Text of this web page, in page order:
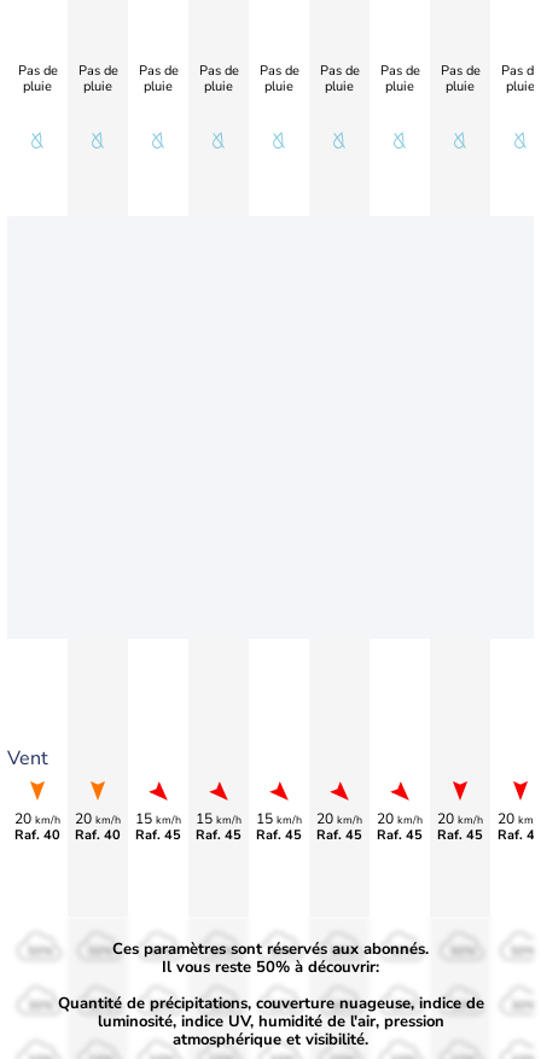
Vent
Pas de
pluie
20 km/h
Raf. 40
Pas de
pluie
20 km/h
Raf. 40
Pas de
pluie
15 km/h
Raf. 45
Pas de
pluie
15 km/h
Raf. 45
Pas de
pluie
15 km/h
Raf. 45
Pas de
pluie
20 km/h
Raf. 45
Pas de
pluie
20 km/h
Raf. 45
Pas de
pluie
20 km/h
Raf. 45
Pas de
pluie
20 km/
Raf.
50%
30%
50%
30%
50%
30%
50%
30%
50%
30%
50%
30%
50%
30% 30% 30%
Ces paramètres sont réservés aux abonnés.
Il vous reste 50% à découvrir:
Quantité de précipitations, couverture nuageuse, indice de
luminosité, indice UV, humidité de l'air, pression
atmosphérique et visibilité.